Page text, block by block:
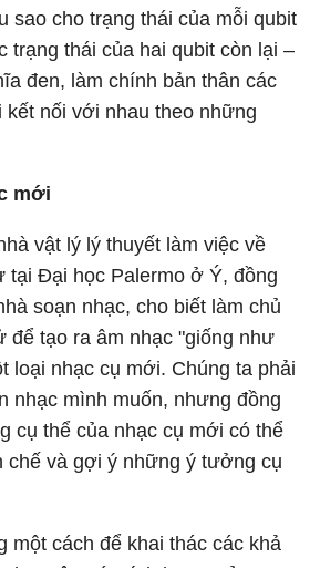
sao cho trạng thái của mỗi qubit
trạng thái của hai qubit còn lại –
đen, làm chính bản thân các
kết nối với nhau theo những
mới
vật lý lý thuyết làm việc về
tại Đại học Palermo ở Ý, đồng
soạn nhạc, cho biết làm chủ
để tạo ra âm nhạc "giống như
loại nhạc cụ mới. Chúng ta phải
nhạc mình muốn, nhưng đồng
cụ thể của nhạc cụ mới có thể
chế và gợi ý những ý tưởng cụ
một cách để khai thác các khả